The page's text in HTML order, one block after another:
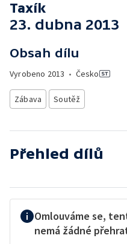
Taxík
23. dubna 2013
Obsah dílu
Vyrobeno 2013 • Česko
Zábava Soutěž
Přehled dílů
Omlouváme se,
nemá žádné